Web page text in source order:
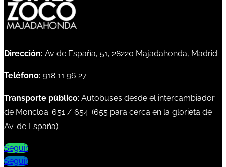
Dirección: Av de España, 51, 28220 Majadahonda, Madrid
Teléfono: 918 11 96 27
Transporte público: Autobuses desde el intercambiador
de Moncloa: 651 / 654. (655 para cerca en la glorieta de
Av. de España)
Seguir
Seguir